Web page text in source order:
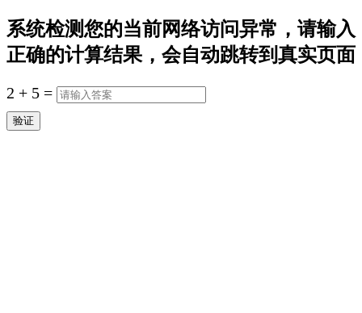
系统检测您的当前网络访问异常，请输入
正确的计算结果，会自动跳转到真实页面
2 + 5 =